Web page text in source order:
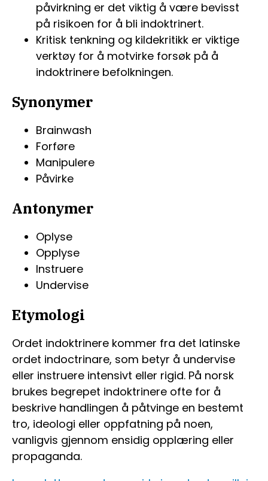
påvirkning er det viktig å være bevisst
på risikoen for å bli indoktrinert.
Kritisk tenkning og kildekritikk er viktige
verktøy for å motvirke forsøk på å
indoktrinere befolkningen.
Synonymer
Brainwash
Forføre
Manipulere
Påvirke
Antonymer
Oplyse
Opplyse
Instruere
Undervise
Etymologi
Ordet indoktrinere kommer fra det latinske
ordet indoctrinare, som betyr å undervise
eller instruere intensivt eller rigid. På norsk
brukes begrepet indoktrinere ofte for å
beskrive handlingen å påtvinge en bestemt
tro, ideologi eller oppfatning på noen,
vanligvis gjennom ensidig opplæring eller
propaganda.